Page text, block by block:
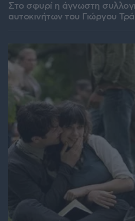
Στο σφυρί η άγνωστη
αυτοκινήτων του Γιώργου